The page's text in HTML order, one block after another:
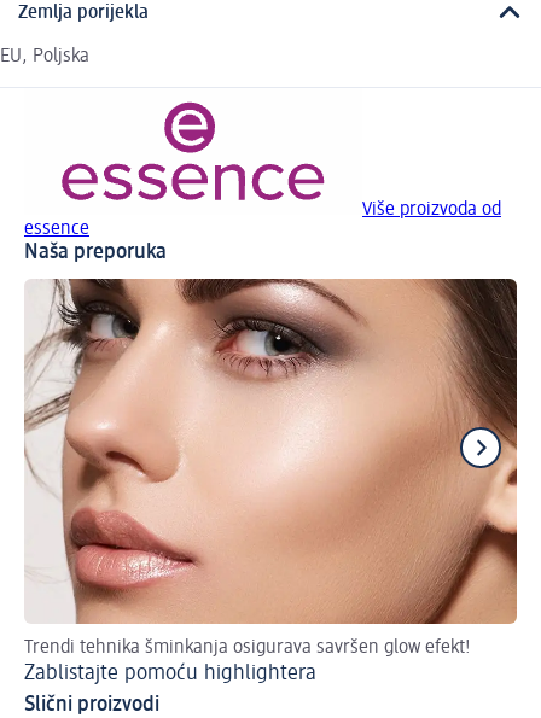
Zemlja porijekla
EU, Poljska
Više proizvoda od
essence
Naša preporuka
Trendi tehnika šminkanja osigurava savršen glow efekt!
Zablistajte pomoću highlightera
Slični proizvodi